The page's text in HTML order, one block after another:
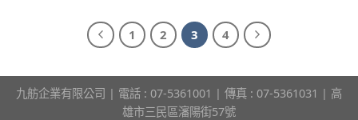
1 2 3 4
九舫企業有限公司 | 電話 : 07-5361001 | 傳真 : 07-5361031 | 高
雄市三民區瀋陽街57號